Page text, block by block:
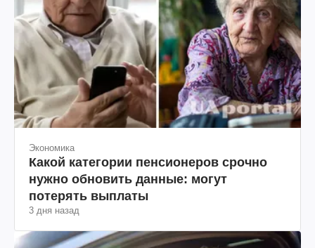
Экономика
Какой категории пенсионеров срочно
нужно обновить данные: могут
потерять выплаты
3 дня назад